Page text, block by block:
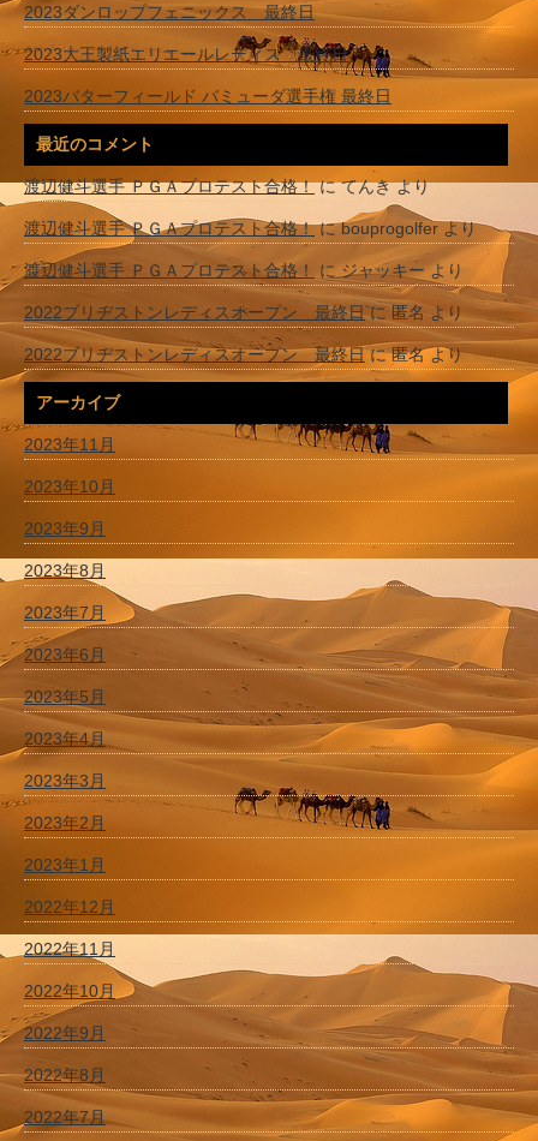
2023ダンロップフェニックス 最終日
2023大王製紙エリエールレディス 最終日
2023バターフィールド バミューダ選手権 最終日
最近のコメント
渡辺健斗選手 ＰＧＡプロテスト合格！にてんきより
渡辺健斗選手 ＰＧＡプロテスト合格！にbouprogolferより
渡辺健斗選手 ＰＧＡプロテスト合格！ にジャッキーより
2022ブリヂストンレディスオープン 最終日に匿名 より
2022ブリヂストンレディスオープン 最終日に匿名より
アーカイブ
2023年11月
2023年10月
2023年9月
2023年8月
2023年7月
2023年6月
2023年5月
2023年4月
2023年3月
2023年2月
2023年1月
2022年12月
2022年11月
2022年10月
2022年9月
2022年8月
2022年7月